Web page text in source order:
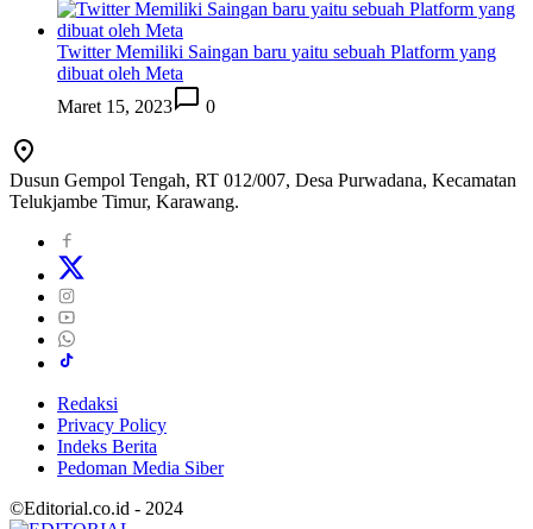
Twitter Memiliki Saingan baru yaitu sebuah Platform yang
dibuat oleh Meta
Maret 15, 2023
0
Dusun Gempol Tengah, RT 012/007, Desa Purwadana, Kecamatan
Telukjambe Timur, Karawang.
Redaksi
Privacy Policy
Indeks Berita
Pedoman Media Siber
©Editorial.co.id - 2024